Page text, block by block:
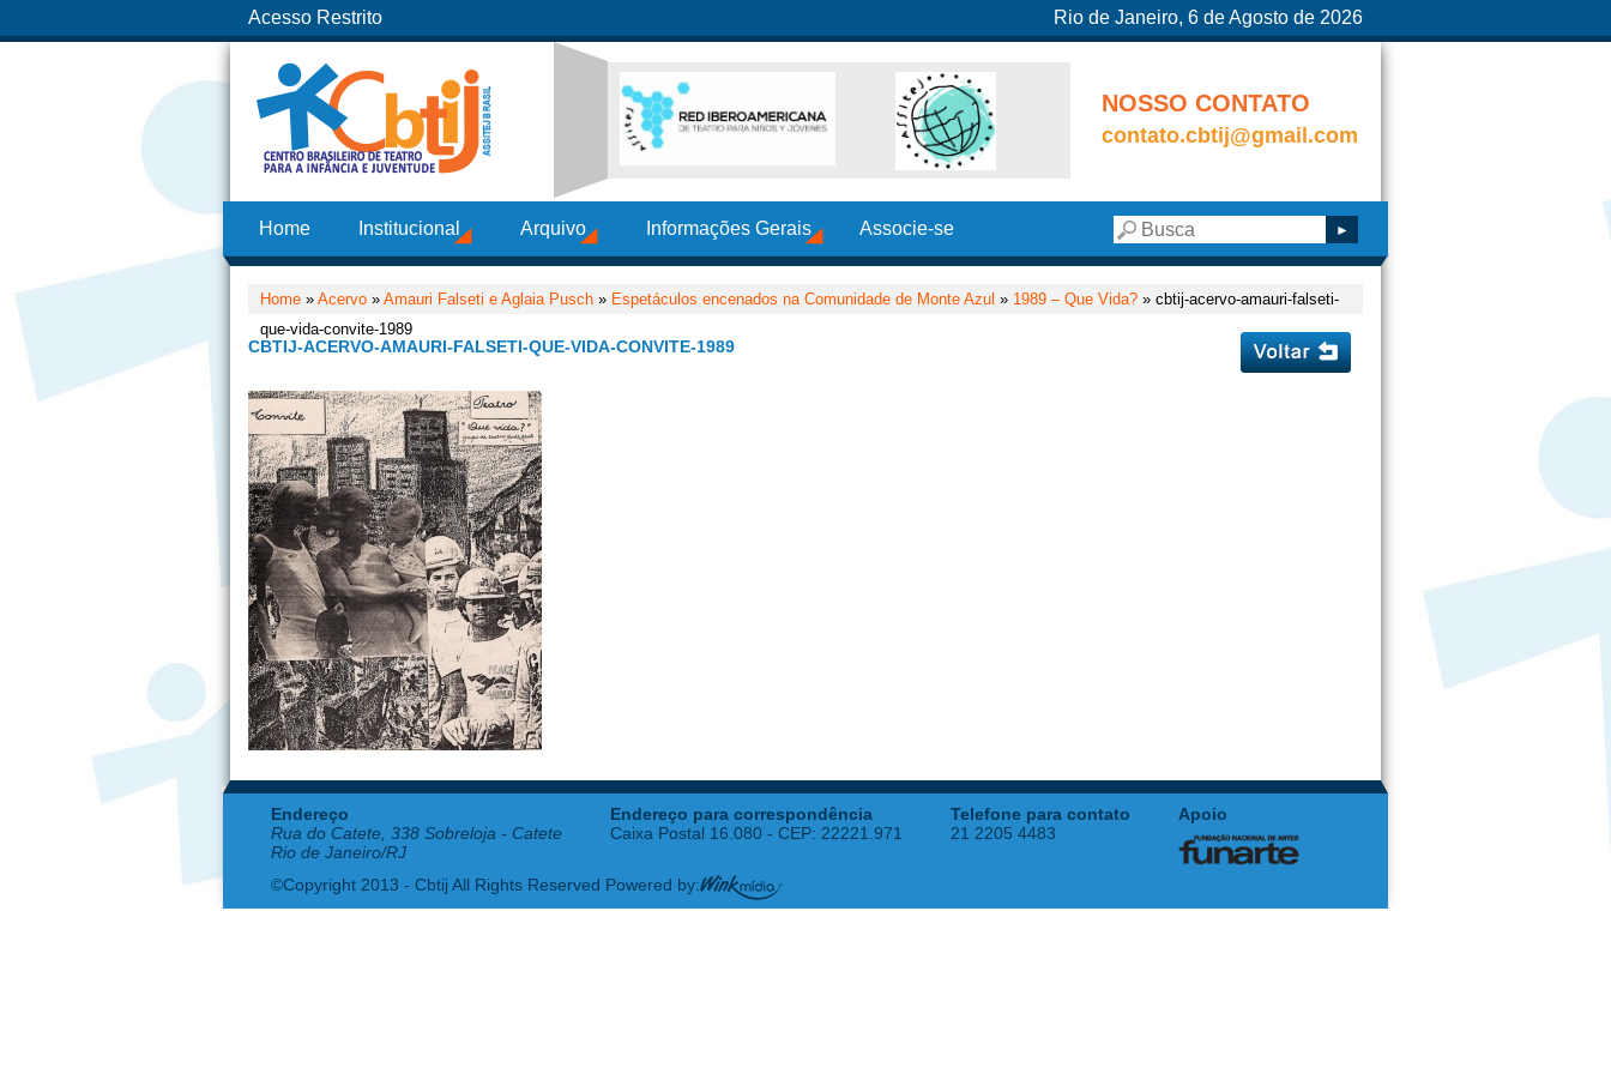
Acesso Restrito Rio de Janeiro, 6 de Agosto de 2026
NOSSO CONTATO
contato.cbtij@gmail.com
Home Institucional Arquivo Informações Gerais Associe-se
Home » Acervo » Amauri Falseti e Aglaia Pusch » Espetáculos encenados na Comunidade de Monte Azul » 1989 – Que Vida? » cbtij-acervo-amauri-falseti-
que-vida-convite-1989
CBTIJ-ACERVO-AMAURI-FALSETI-QUE-VIDA-CONVITE-1989
Endereço
Rua do Catete, 338 Sobreloja - Catete
Rio de Janeiro/RJ
Endereço para correspondência
Caixa Postal 16.080 - CEP: 22221.971
Telefone para contato
21 2205 4483
Apoio
©Copyright 2013 - Cbtij All Rights Reserved Powered by: